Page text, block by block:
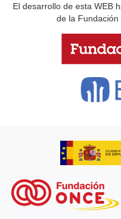
El desarrollo de esta WEB
de la Fundación